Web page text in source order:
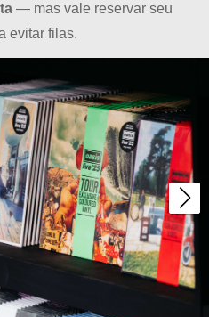
— mas vale reservar seu
evitar filas.